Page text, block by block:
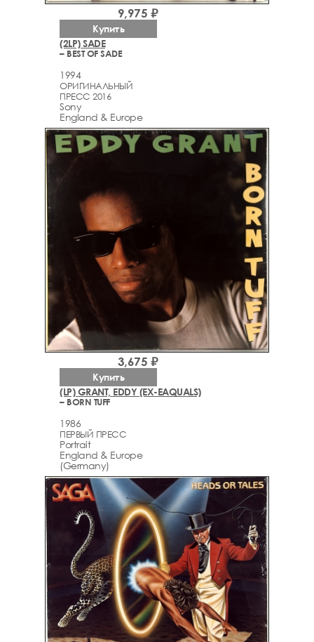
(2LP) SADE
– BEST OF SADE
1994
ОРИГИНАЛЬНЫЙ
ПРЕСС 2016
Sony
England & Europe
9,975 ₽
Купить
(LP) GRANT, EDDY (EX-EAQUALS)
– BORN TUFF
1986
ПЕРВЫЙ ПРЕСС
Portrait
England & Europe
(Germany)
3,675 ₽
Купить